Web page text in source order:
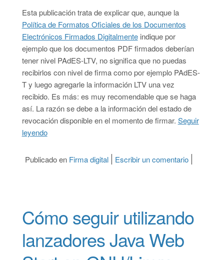
Esta publicación trata de explicar que, aunque la
Política de Formatos Oficiales de los Documentos
Electrónicos Firmados Digitalmenteindique por
ejemplo que los documentos PDF firmados deberían
tener nivel PAdES-LTV, no significa que no puedas
recibirlos con nivel de firma como por ejemplo PAdES-
T y luego agregarle la información LTV una vez
recibido. Es más: es muy recomendable que se haga
así. La razón se debe a la información del estado de
revocación disponible en el momento de firmar. Seguir
leyendo“Por qué deberías aceptar documentos firmados
Publicado en Firma digital Escribir un comentarioon Por
Cómo seguir utilizando
lanzadores Java Web